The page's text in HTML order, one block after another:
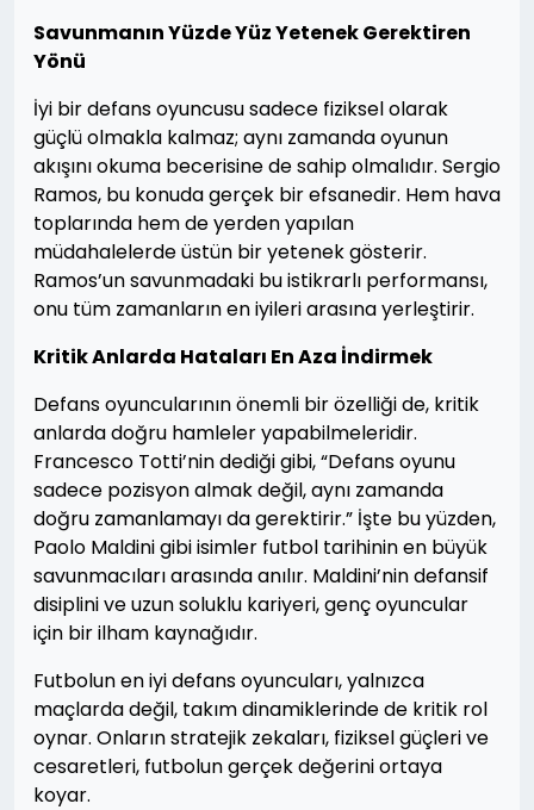
Savunmanın Yüzde Yüz Yetenek Gerektiren
Yönü
İyi bir defans oyuncusu sadece fiziksel olarak
güçlü olmakla kalmaz; aynı zamanda oyunun
akışını okuma becerisine de sahip olmalıdır. Sergio
Ramos, bu konuda gerçek bir efsanedir. Hem hava
toplarında hem de yerden yapılan
müdahalelerde üstün bir yetenek gösterir.
Ramos’un savunmadaki bu istikrarlı performansı,
onu tüm zamanların en iyileri arasına yerleştirir.
Kritik Anlarda Hataları En Aza İndirmek
Defans oyuncularının önemli bir özelliği de, kritik
anlarda doğru hamleler yapabilmeleridir.
Francesco Totti’nin dediği gibi, “Defans oyunu
sadece pozisyon almak değil, aynı zamanda
doğru zamanlamayı da gerektirir.” İşte bu yüzden,
Paolo Maldini gibi isimler futbol tarihinin en büyük
savunmacıları arasında anılır. Maldini’nin defansif
disiplini ve uzun soluklu kariyeri, genç oyuncular
için bir ilham kaynağıdır.
Futbolun en iyi defans oyuncuları, yalnızca
maçlarda değil, takım dinamiklerinde de kritik rol
oynar. Onların stratejik zekaları, fiziksel güçleri ve
cesaretleri, futbolun gerçek değerini ortaya
koyar.